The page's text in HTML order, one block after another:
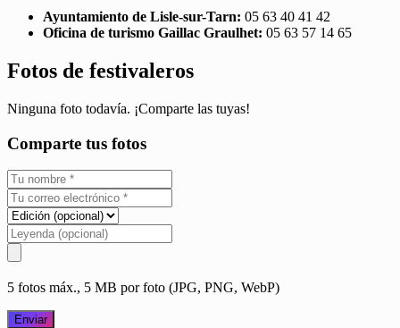
Ayuntamiento de Lisle-sur-Tarn: 05 63 40 41 42
Oficina de turismo Gaillac Graulhet: 05 63 57 14 65
Fotos de festivaleros
Ninguna foto todavía. ¡Comparte las tuyas!
Comparte tus fotos
5 fotos máx., 5 MB por foto (JPG, PNG, WebP)
Enviar